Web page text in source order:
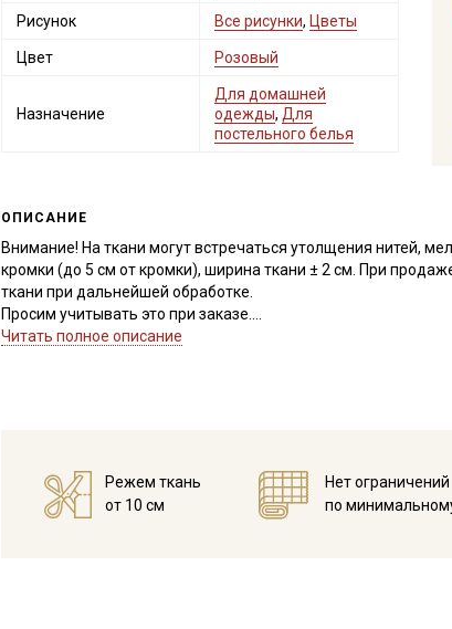
Рисунок Все рисунки, Цветы
Цвет Розовый
Назначение
Для домашней
одежды, Для
постельного белья
ОПИСАНИЕ
Внимание! На ткани могут встречаться утолщения нитей,
кромки (до 5 см от кромки), ширина ткани ± 2 см. При
ткани при дальнейшей обработке.
Просим учитывать это при заказе.
Приятный на ощупь материал, гладкий и блестящий,
одежды, одежды для сна, платьев и рубашек, столового
материала.
Читать полное описание
Режем ткань
от 10 см
Нет ограничений
по